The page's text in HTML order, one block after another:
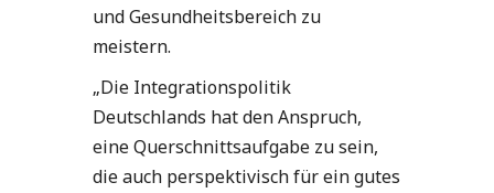
und Gesundheitsbereich zu
meistern.
„Die Integrationspolitik
Deutschlands hat den Anspruch,
eine Querschnittsaufgabe zu sein,
die auch perspektivisch für ein gutes